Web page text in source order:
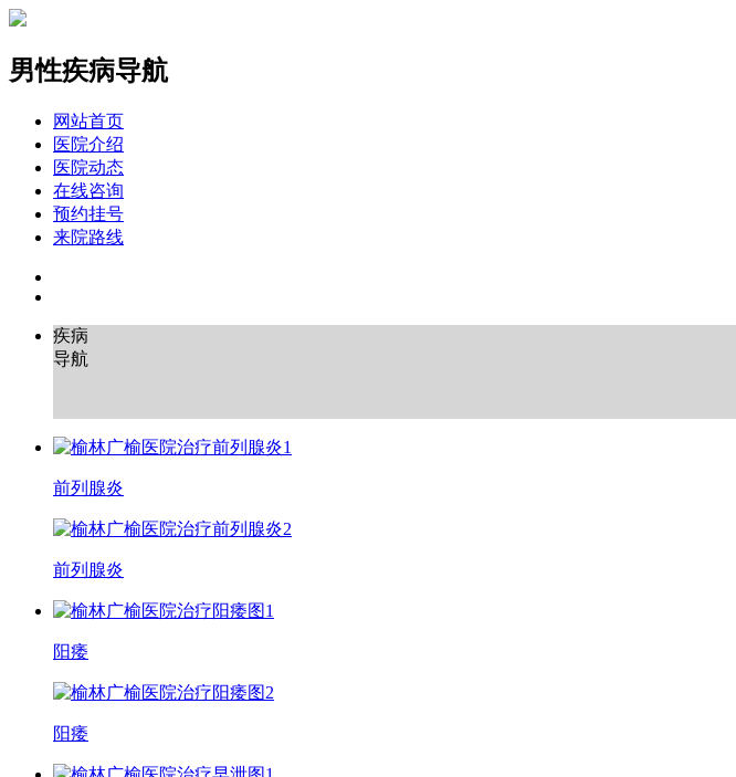
男性疾病导航
网站首页
医院介绍
医院动态
在线咨询
预约挂号
来院路线
疾病
导航
前列腺炎
前列腺炎
阳痿
阳痿